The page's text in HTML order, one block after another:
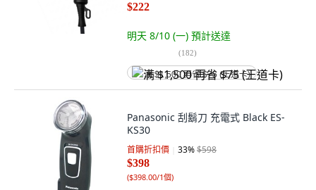
$222
明天 8/10 (一) 預計送達
(182)
满 $1,500 再省 $75 (王道卡)
Panasonic 刮鬍刀 充電式 Black ES-
KS30
首購折扣價 33%$598
$398
($398.00/1個)